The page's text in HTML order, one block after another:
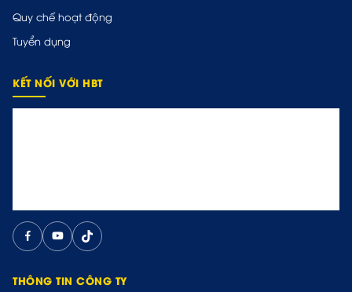
Quy chế hoạt động
Tuyển dụng
KẾT NỐI VỚI HBT
THÔNG TIN CÔNG TY